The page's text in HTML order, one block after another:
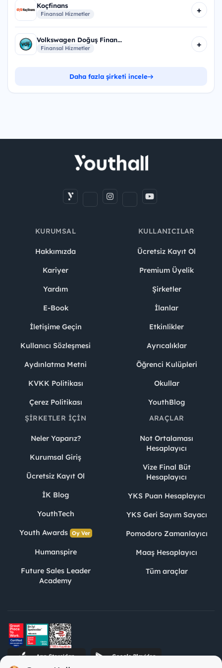
Koçfinans
Finansal Hizmetler +
Volkswagen Doğuş Finan...
Finansal Hizmetler +
Daha fazla şirketi incele
KURUMSAL
Hakkımızda
Kariyer
Yardım
E-Book
İletişime Geçin
Kullanıcı Sözleşmesi
Aydınlatma Metni
KVKK Politikası
Çerez Politikası
KULLANICILAR
Ücretsiz Kayıt Ol
Premium Üyelik
Şirketler
İlanlar
Etkinlikler
Ayrıcalıklar
Öğrenci Kulüpleri
Okullar
YouthBlog
ŞIRKETLER İÇIN
Neler Yaparız?
Kurumsal Giriş
Ücretsiz Kayıt Ol
İK Blog
YouthTech
Youth Awards Oy Ver
Humanspire
Future Sales Leader
Academy
ARAÇLAR
Not Ortalaması
Hesaplayıcı
Vize Final Büt
Hesaplayıcı
YKS Puan Hesaplayıcı
YKS Geri Sayım Sayacı
Pomodoro Zamanlayıcı
Maaş Hesaplayıcı
Tüm araçlar